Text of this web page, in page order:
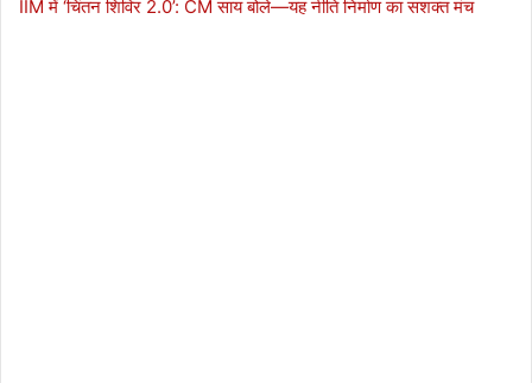
IIM में ‘चिंतन शिविर 2.0’: CM साय बोले—यह नीति निर्माण का सशक्त मंच